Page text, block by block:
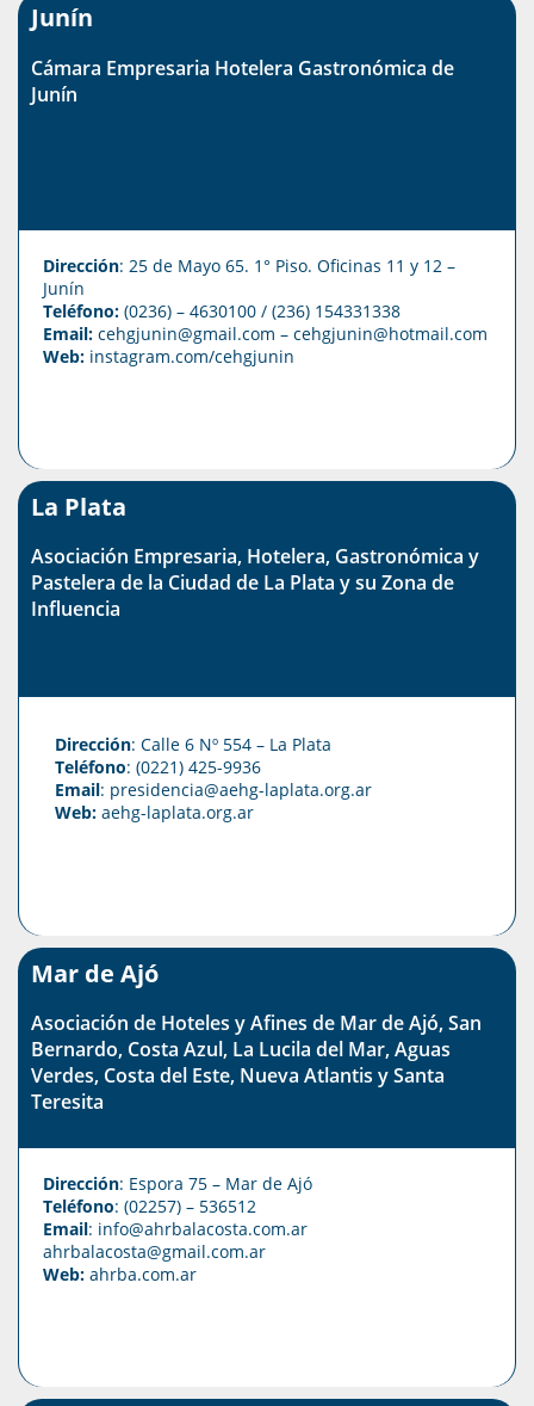
Junín
Cámara Empresaria Hotelera Gastronómica de
Junín
Dirección: 25 de Mayo 65. 1° Piso. Oficinas 11 y 12 –
Junín
Teléfono: (0236) – 4630100 / (236) 154331338
Email: cehgjunin@gmail.com – cehgjunin@hotmail.com
Web: instagram.com/cehgjunin
La Plata
Asociación Empresaria, Hotelera, Gastronómica y
Pastelera de la Ciudad de La Plata y su Zona de
Influencia
Dirección: Calle 6 Nº 554 – La Plata
Teléfono: (0221) 425-9936
Email: presidencia@aehg-laplata.org.ar
Web: aehg-laplata.org.ar
Mar de Ajó
Asociación de Hoteles y Afines de Mar de Ajó, San
Bernardo, Costa Azul, La Lucila del Mar, Aguas
Verdes, Costa del Este, Nueva Atlantis y Santa
Teresita
Dirección: Espora 75 – Mar de Ajó
Teléfono: (02257) – 536512
Email: info@ahrbalacosta.com.ar
ahrbalacosta@gmail.com.ar
Web: ahrba.com.ar